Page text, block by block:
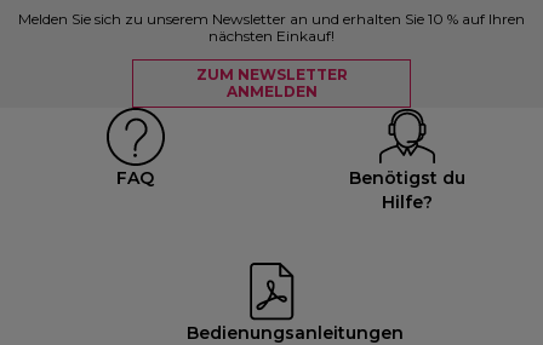
Melden Sie sich zu unserem Newsletter an und erhalten Sie 10 % auf Ihren
nächsten Einkauf!
ZUM NEWSLETTER
ANMELDEN
FAQ
Benötigst du
Hilfe?
Bedienungsanleitungen